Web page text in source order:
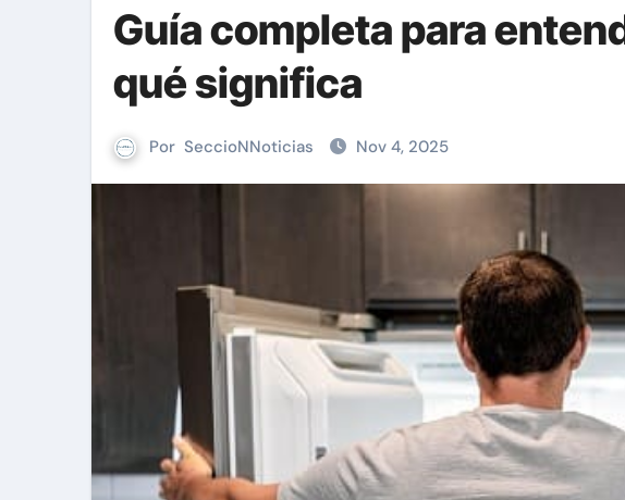
Guía completa para
qué significa
Por SeccioNNoticias Nov 4, 2025